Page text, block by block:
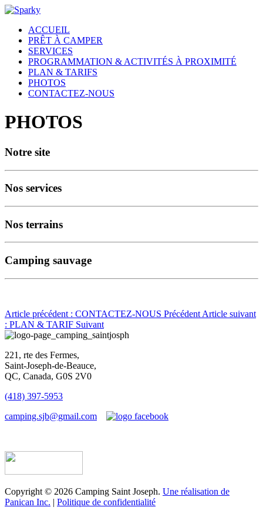
ACCUEIL
PRÊT À CAMPER
SERVICES
PROGRAMMATION & ACTIVITÉS À PROXIMITÉ
PLAN & TARIFS
PHOTOS
CONTACTEZ-NOUS
PHOTOS
Notre site
Nos services
Nos terrains
Camping sauvage
Article précédent : CONTACTEZ-NOUS Précédent Article suivant
: PLAN & TARIF Suivant
221, rte des Fermes,
Saint-Joseph-de-Beauce,
QC, Canada, G0S 2V0
(418) 397-5953
camping.sjb@gmail.com
Copyright © 2026 Camping Saint Joseph. Une réalisation de
Panican Inc. | Politique de confidentialité